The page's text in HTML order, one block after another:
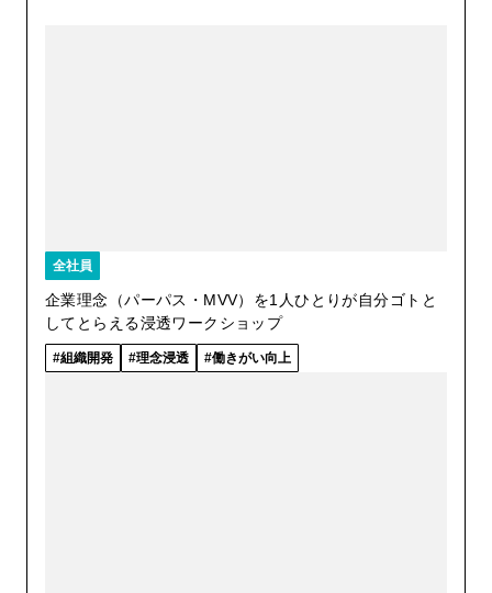
全社員
企業理念（パーパス・MVV）を1人ひとりが自分ゴトと
してとらえる浸透ワークショップ
組織開発 理念浸透 働きがい向上